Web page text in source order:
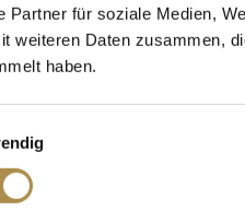
Partner für soziale Medien,
weiteren Daten zusammen,
haben.